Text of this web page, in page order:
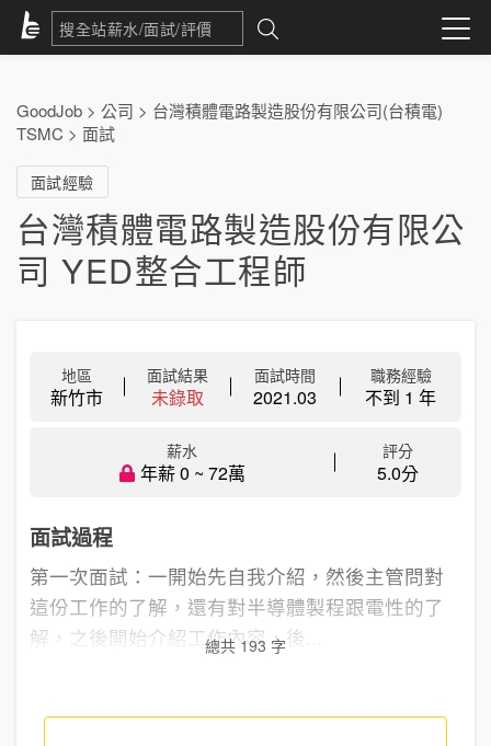
GoodJob > 公司 > 台灣積體電路製造股份有限公司(台積電)
TSMC > 面試
面試經驗
台灣積體電路製造股份有限公
司 YED整合工程師
地區
新竹市
面試結果
未錄取
面試時間
2021.03
職務經驗
不到 1 年
薪水
年薪 0 ~ 72萬
評分
5.0分
面試過程
第一次面試：一開始先自我介紹，然後主管問對
這份工作的了解，還有對半導體製程跟電性的了
解，之後開始介紹工作內容，後...
總共 193 字